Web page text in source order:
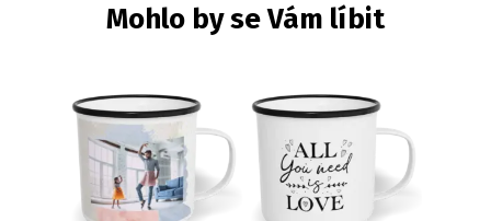
Mohlo by se Vám líbit